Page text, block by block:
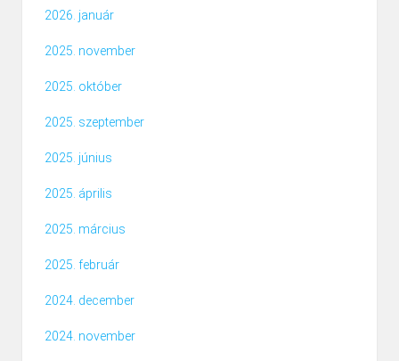
2026. január
2025. november
2025. október
2025. szeptember
2025. június
2025. április
2025. március
2025. február
2024. december
2024. november